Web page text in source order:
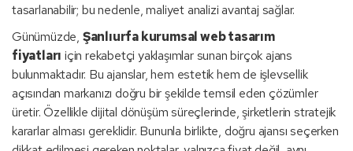
tasarlanabilir; bu nedenle, maliyet analizi avantaj sağlar.
Günümüzde, Şanlıurfa kurumsal web tasarım
fiyatları için rekabetçi yaklaşımlar sunan birçok ajans
bulunmaktadır. Bu ajanslar, hem estetik hem de işlevsellik
açısından markanızı doğru bir şekilde temsil eden çözümler
üretir. Özellikle dijital dönüşüm süreçlerinde, şirketlerin stratejik
kararlar alması gereklidir. Bununla birlikte, doğru ajansı seçerken